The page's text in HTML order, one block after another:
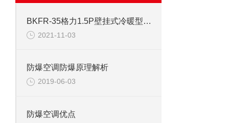
BKFR-35格力1.5P壁挂式冷暖型防爆空调器
2021-11-03
防爆空调防爆原理解析
2019-06-03
防爆空调优点